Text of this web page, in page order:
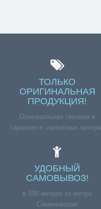
ТОЛЬКО
ОРИГИНАЛЬНАЯ
ПРОДУКЦИЯ!
Оригинальная техника и
гарантия в сервисных
УДОБНЫЙ
САМОВЫВОЗ!
в 100 метрах от метро
Семеновская